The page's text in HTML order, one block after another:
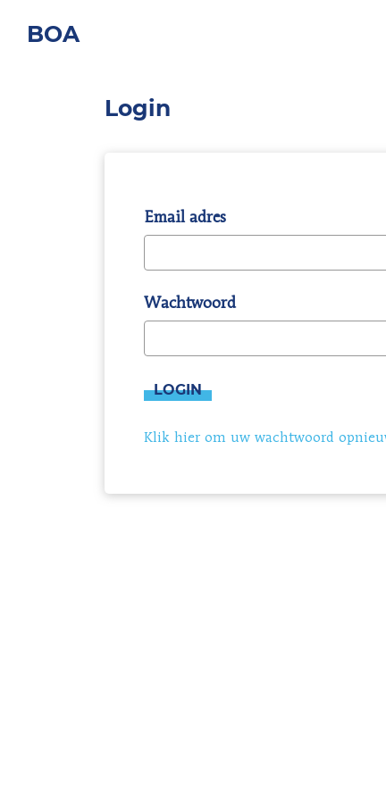
BOA
Login
Email adres
Wachtwoord
LOGIN
Klik hier om uw wachtwoord